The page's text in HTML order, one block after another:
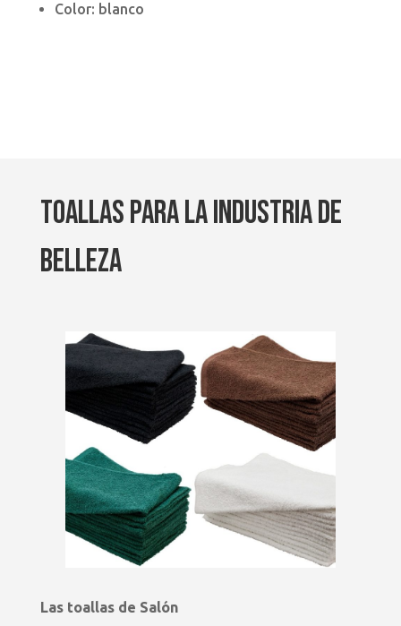
Color: blanco
TOALLAS PARA LA INDUSTRIA DE
BELLEZA
Las toallas de Salón